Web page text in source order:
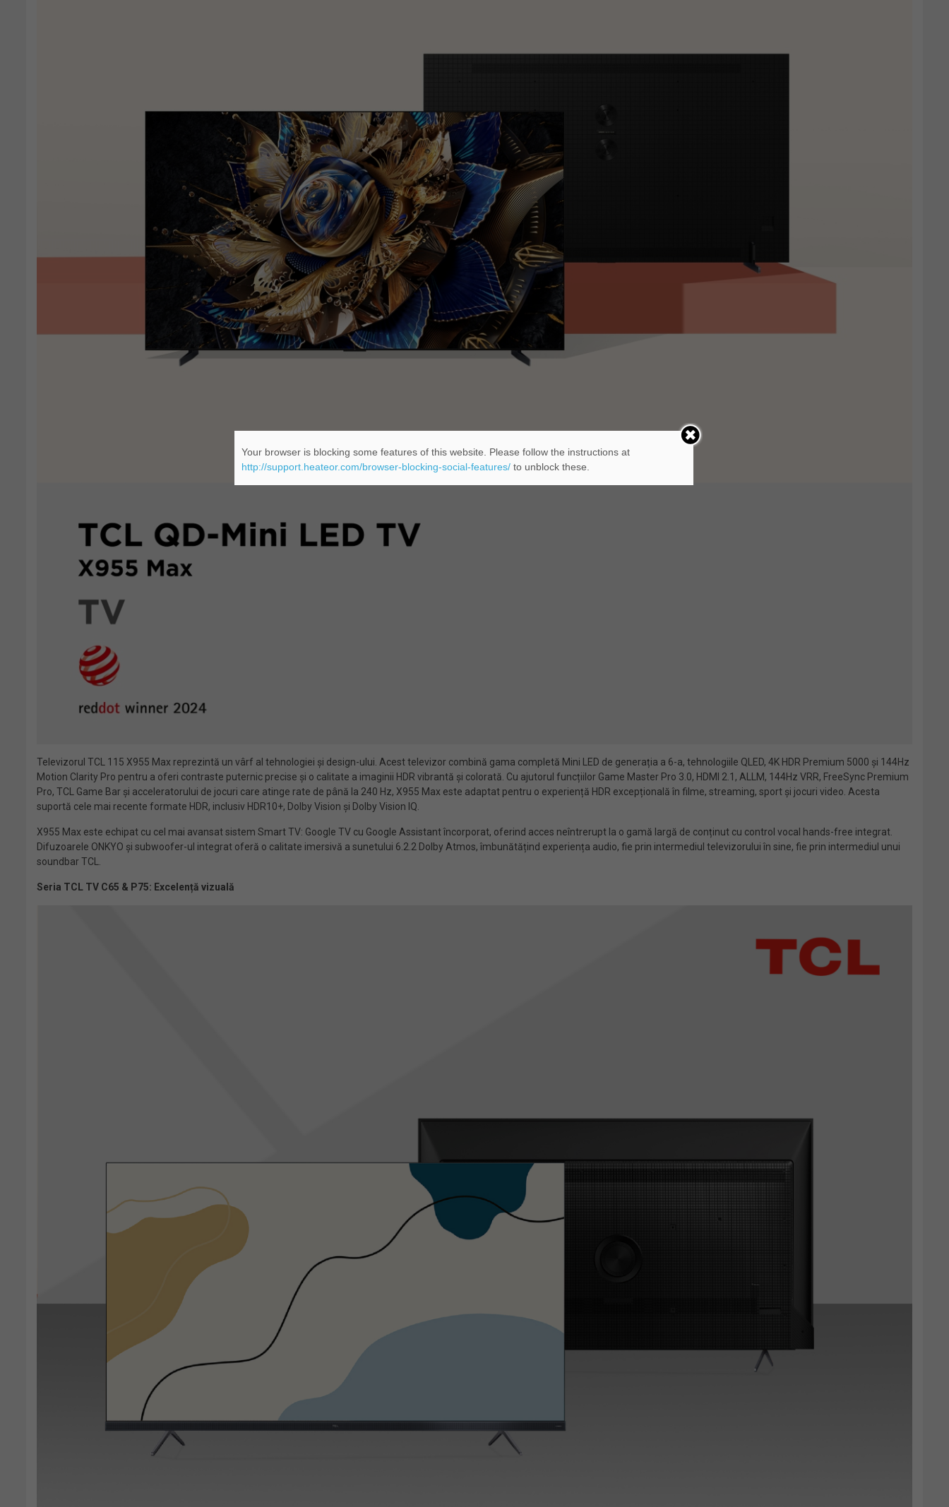
Televizorul TCL 115 X955 Max reprezintă un vârf al tehnologiei și design-ului. Acest televizor combină gama completă Mini LED de generația a 6-a, tehnologiile QLED, 4K HDR Premium 5000 și 144Hz
Motion Clarity Pro pentru a oferi contraste puternic precise și o calitate a imaginii HDR vibrantă și colorată. Cu ajutorul funcțiilor Game Master Pro 3.0, HDMI 2.1, ALLM, 144Hz VRR, FreeSync Premium
Pro, TCL Game Bar și acceleratorului de jocuri care atinge rate de până la 240 Hz, X955 Max este adaptat pentru o experiență HDR excepțională în filme, streaming, sport și jocuri video. Acesta
suportă cele mai recente formate HDR, inclusiv HDR10+, Dolby Vision și Dolby Vision IQ.
X955 Max este echipat cu cel mai avansat sistem Smart TV: Google TV cu Google Assistant încorporat, oferind acces neîntrerupt la o gamă largă de conținut cu control vocal hands-free integrat.
Difuzoarele ONKYO și subwoofer-ul integrat oferă o calitate imersivă a sunetului 6.2.2 Dolby Atmos, îmbunătățind experiența audio, fie prin intermediul televizorului în sine, fie prin intermediul unui
soundbar TCL.
Seria TCL TV C65 & P75: Excelență vizuală
Your browser is blocking some features of this website. Please follow the instructions at
http://support.heateor.com/browser-blocking-social-features/to unblock these.